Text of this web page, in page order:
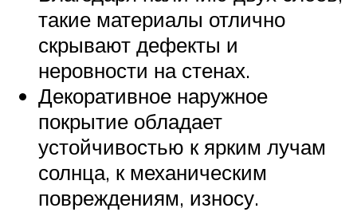
такие материалы отлично
скрывают дефекты и
неровности на стенах.
Декоративное наружное
покрытие обладает
устойчивостью к ярким лучам
солнца, к механическим
повреждениям, износу.